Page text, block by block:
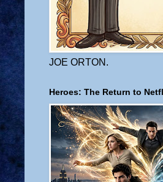
JOE ORTON.
Heroes: The Return to